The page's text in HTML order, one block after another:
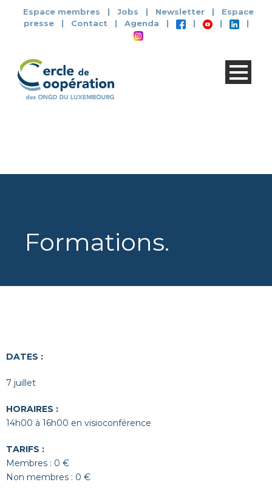
Espace membres | Jobs | Newsletter |
Espace
presse
| Contact | Agenda | | | |
Formations.
DATES :
7 juillet
HORAIRES :
14h00 à 16h00 en visioconférence
TARIFS :
Membres : 0 €
Non membres : 0 €